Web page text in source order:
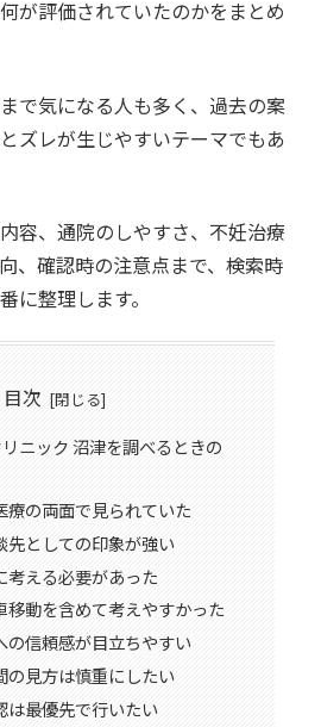
が評価されていたのかをまとめ
で気になる人も多く、過去の案
ズレが生じやすいテーマでもあ
容、通院のしやすさ、不妊治療
、確認時の注意点まで、検索時
に整理します。
目次
ニック 沼津を調べるときの
療の両面で見られていた
先としての印象が強い
考える必要があった
移動を含めて考えやすかった
の信頼感が目立ちやすい
の見方は慎重にしたい
は最優先で行いたい